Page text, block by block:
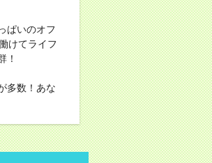
ぱいのオフ
けてライフ
！
多数！あな